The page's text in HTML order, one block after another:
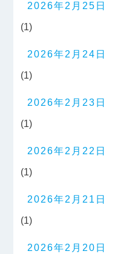
2026年2月25日
(1)
2026年2月24日
(1)
2026年2月23日
(1)
2026年2月22日
(1)
2026年2月21日
(1)
2026年2月20日